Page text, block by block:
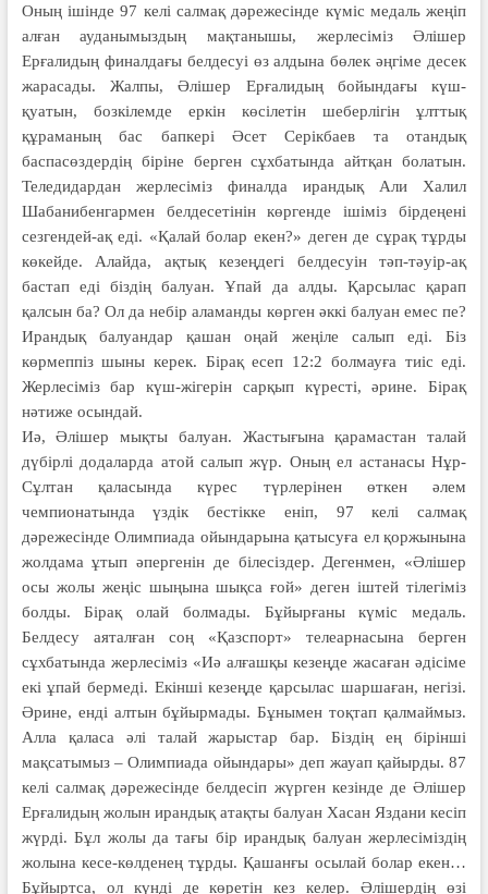
Оның ішінде 97 келі салмақ дәрежесінде күміс медаль жеңіп
алған ауданымыздың мақтанышы, жерлесіміз Әлішер
Ерғалидың финалдағы белдесуі өз алдына бөлек әңгіме десек
жарасады. Жалпы, Әлішер Ерғалидың бойындағы күш-
қуатын, бозкілемде еркін көсілетін шеберлігін ұлттық
құраманың бас бапкері Әсет Серікбаев та отандық
баспасөздердің біріне берген сұхбатында айтқан болатын.
Теледидардан жерлесіміз финалда ирандық Али Халил
Шабанибенгармен белдесетінін көргенде ішіміз бірдеңені
сезгендей-ақ еді. «Қалай болар екен?» деген де сұрақ тұрды
көкейде. Алайда, ақтық кезеңдегі белдесуін тәп-тәуір-ақ
бастап еді біздің балуан. Ұпай да алды. Қарсылас қарап
қалсын ба? Ол да небір аламанды көрген әккі балуан емес пе?
Ирандық балуандар қашан оңай жеңіле салып еді. Біз
көрмеппіз шыны керек. Бірақ есеп 12:2 болмауға тиіс еді.
Жерлесіміз бар күш-жігерін сарқып күресті, әрине. Бірақ
нәтиже осындай.
Иә, Әлішер мықты балуан. Жастығына қарамастан талай
дүбірлі додаларда атой салып жүр. Оның ел астанасы Нұр-
Сұлтан қаласында күрес түрлерінен өткен әлем
чемпионатында үздік бестікке еніп, 97 келі салмақ
дәрежесінде Олимпиада ойындарына қатысуға ел қоржынына
жолдама ұтып әпергенін де білесіздер. Дегенмен, «Әлішер
осы жолы жеңіс шыңына шықса ғой» деген іштей тілегіміз
болды. Бірақ олай болмады. Бұйырғаны күміс медаль.
Белдесу аяталған соң «Қазспорт» телеарнасына берген
сұхбатында жерлесіміз «Иә алғашқы кезеңде жасаған әдісіме
екі ұпай бермеді. Екінші кезеңде қарсылас шаршаған, негізі.
Әрине, енді алтын бұйырмады. Бұнымен тоқтап қалмаймыз.
Алла қаласа әлі талай жарыстар бар. Біздің ең бірінші
мақсатымыз – Олимпиада ойындары» деп жауап қайырды. 87
келі салмақ дәрежесінде белдесіп жүрген кезінде де Әлішер
Ерғалидың жолын ирандық атақты балуан Хасан Яздани кесіп
жүрді. Бұл жолы да тағы бір ирандық балуан жерлесіміздің
жолына кесе-көлденең тұрды. Қашанғы осылай болар екен…
Бұйыртса, ол күнді де көретін кез келер. Әлішердің өзі